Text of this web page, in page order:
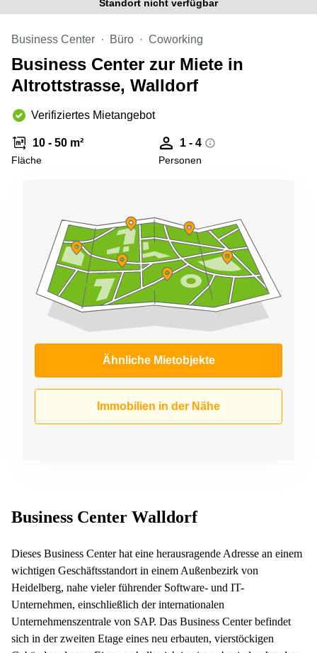
Berlin
Mitte
Büro
mieten
Tagungsraum
Büro
Nürnberg
Meetingraum
Berlin
Coworking
Str. 720-
726 Köln
62 Köln
Erna-
Scheffler-
Str. 1A
Ludwig-
Erhard-
Straße 18
Hamburg
Standort nicht verfügbar
Business Center Büro Coworking
Business Center zur Miete in
Altrottstrasse, Walldorf
Verifiziertes Mietangebot
10 - 50 m²
Fläche
1 - 4
Personen
Ähnliche Mietobjekte
Immobilien in der Nähe
Business Center Walldorf
Dieses Business Center hat eine herausragende Adresse an einem
wichtigen Geschäftsstandort in einem Außenbezirk von
Heidelberg, nahe vieler führender Software- und IT-
Unternehmen, einschließlich der internationalen
Unternehmenszentrale von SAP. Das Business Center befindet
sich in der zweiten Etage eines neu erbauten, vierstöckigen